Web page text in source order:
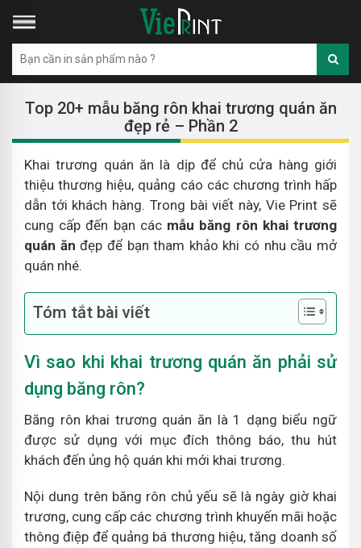
Top 20+ mẫu băng rôn khai trương quán ăn
đẹp rẻ – Phần 2
Khai trương quán ăn là dịp để chủ cửa hàng giới
thiệu thương hiệu, quảng cáo các chương trình hấp
dẫn tới khách hàng. Trong bài viết này, Vie Print sẽ
cung cấp đến bạn các mẫu băng rôn khai trương
quán ăn đẹp để bạn tham khảo khi có nhu cầu mở
quán nhé.
Tóm tắt bài viết
Vì sao khi khai trương quán ăn phải sử
dụng băng rôn?
Băng rôn khai trương quán ăn là 1 dạng biểu ngữ
được sử dụng với mục đích thông báo, thu hút
khách đến ủng hộ quán khi mới khai trương.
Nội dung trên băng rôn chủ yếu sẽ là ngày giờ khai
trương, cung cấp các chương trình khuyến mãi hoặc
thông điệp để quảng bá thương hiệu, tăng doanh số